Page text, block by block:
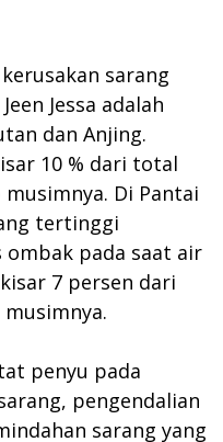
sarang
Jessa adalah
dan Anjing.
10 % dari total
Di Pantai
tertinggi
pada saat air
7 persen dari
penyu pada
pengendalian
sarang yang